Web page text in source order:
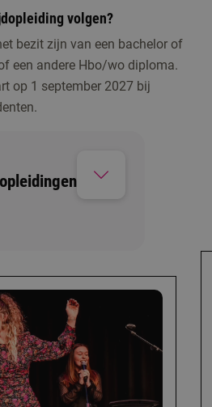
volgen?
bezit zijn van een bachelor of
een andere Hbo/wo diploma.
op 1 september 2027 bij